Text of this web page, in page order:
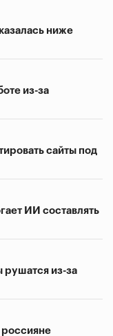
ниже
из-за
сайты под
ИИ составлять
рушатся из-за
россияне